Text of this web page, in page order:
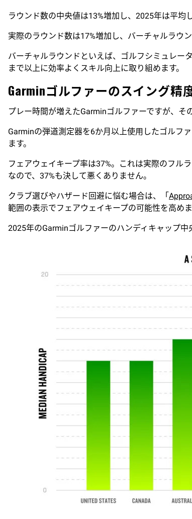
ラウンド数の中央値は13%増加し、2025年は平均
実際のラウンド数は17%増加し、バーチャルラウ
バーチャルラウンドといえば、ゴルフシミュレー
まで以上に効率よくスキル向上に取り組めます。
Garminゴルファーのスイング精
プレー時間が増えたGarminゴルファーですが、そ
Garminの弾道測定器を6か月以上使用したゴルフ
ます。
フェアウェイキープ率は37%。これは実際のフル
なので、37%も決して悪くありません。
クラブ選びやハザード回避に悩む場合は、「
範囲の表示でフェアウェイキープの可能性を高めま
2025年のGarminゴルファーのハンディキャップ